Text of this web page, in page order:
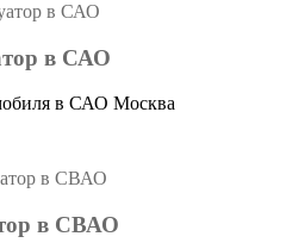
в САО
в САО Москва
в СВАО